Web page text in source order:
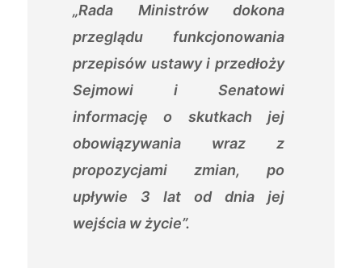
„Rada Ministrów dokona
przeglądu funkcjonowania
przepisów ustawy i przedłoży
Sejmowi i Senatowi
informację o skutkach jej
obowiązywania wraz z
propozycjami zmian, po
upływie 3 lat od dnia jej
wejścia w życie”.